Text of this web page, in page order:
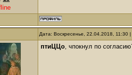
Дата: Воскресенье, 22.04.2018,
птиЦЦо, чпокнул по